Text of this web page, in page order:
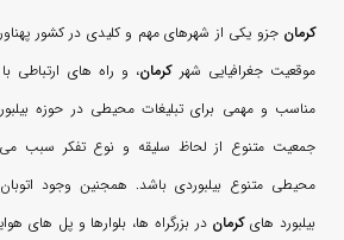
کرمان جزو یکی از شهرهای مهم و کلیدی در کشور
موقعیت جغرافیایی شهرکرمان، و راه های ارتباطی
مناسب و مهمی برای تبلیغات محیطی در حوزه
جمعیت متنوع از لحاظ سلیقه و نوع تفکر سبب می
محیطی متنوع بیلبوردی باشد. همجنین وجود
بیلبورد هایکرمان در بزرگراه ها، بلوارها و پل های